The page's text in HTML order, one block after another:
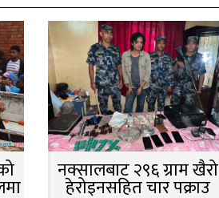
नक्सालबाट २९६ ग्राम खैरो
हेरोइनसहित चार पक्राउ